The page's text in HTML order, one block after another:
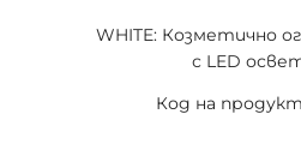
WHITE: Козметично
с LED
Код на